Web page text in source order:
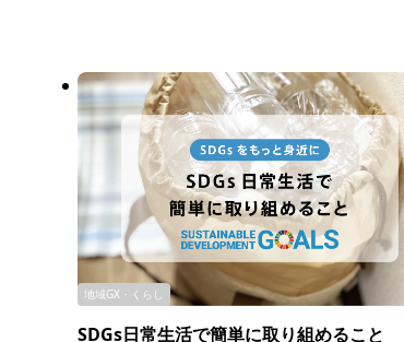
地域GX・くらし
SDGs日常生活で簡単に取り組めること